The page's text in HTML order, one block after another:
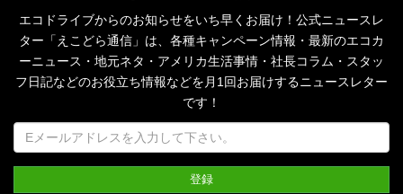
エコドライブからのお知らせをいち早くお届け！公式ニュースレ
ター「えこどら通信」は、 各種キャンペーン情報・最新のエコカ
ーニュース・地元ネタ・アメリカ生活事情・社長コラム・ スタッ
フ日記などのお役立ち情報などを月1回お届けするニュースレター
です！